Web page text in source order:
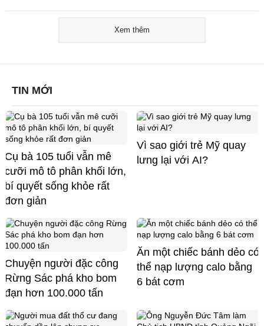
Xem thêm
TIN MỚI
Cụ bà 105 tuổi vẫn mê
cưỡi mô tô phân khối lớn,
bí quyết sống khỏe rất
đơn giản
Vì sao giới trẻ Mỹ quay
lưng lại với AI?
Chuyện người đặc công
Rừng Sác phá kho bom
đạn hơn 100.000 tấn
Ăn một chiếc bánh dẻo có
thể nạp lượng calo bằng
6 bát cơm